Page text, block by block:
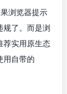
浏览器提示
规了。而是浏
荐实用原生态
用自带的